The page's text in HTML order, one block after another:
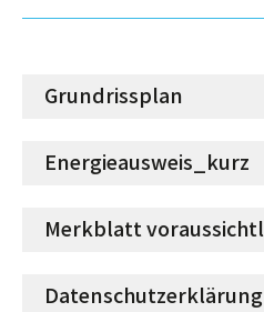
Grundrissplan
Energieausweis_kurz
Datenschutzerklärung